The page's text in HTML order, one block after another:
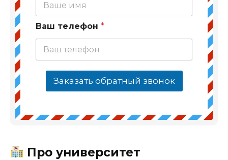
Ваш телефон *
Заказать обратный звонок
Про университет